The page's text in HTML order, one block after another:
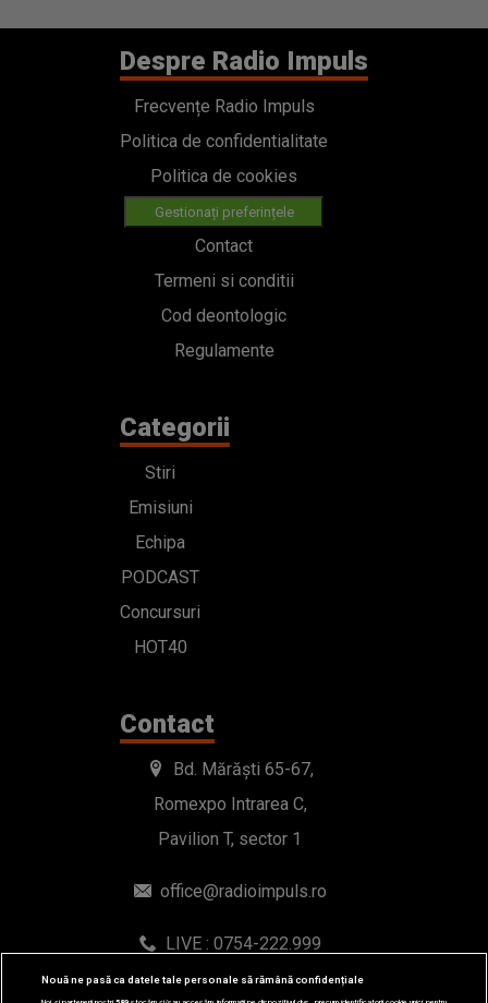
Despre Radio Impuls
Frecvențe Radio Impuls
Politica de confidentialitate
Politica de cookies
Gestionați preferințele
Contact
Termeni si conditii
Cod deontologic
Regulamente
Categorii
Stiri
Emisiuni
Echipa
PODCAST
Concursuri
HOT40
Contact
Bd. Mărăști 65-67,
Romexpo Intrarea C,
Pavilion T, sector 1
office@radioimpuls.ro
LIVE : 0754-222.999
WhatsApp: 0754-222.999
Nouă ne pasă ca datele tale personale să rămână confidențiale